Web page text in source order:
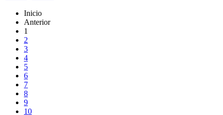
Inicio
Anterior
1
2
3
4
5
6
7
8
9
10